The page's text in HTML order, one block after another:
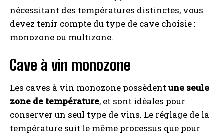
nécessitant des températures distinctes, vous
devez tenir compte du type de cave choisie :
monozone ou multizone.
Cave à vin monozone
Les caves à vin monozone possèdentune seule
zone de température, et sont idéales pour
conserver un seul type de vins. Le réglage de la
température suit le même processus que pour